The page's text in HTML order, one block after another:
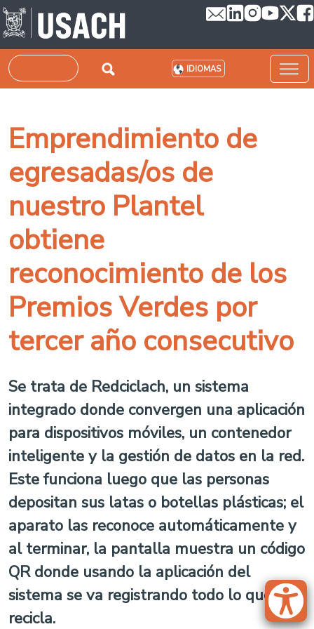
Pasar al contenido principal
Buscar IDIOMAS
Emprendimiento de
egresadas/os de
nuestro Plantel
obtiene
reconocimiento de los
Premios Verdes por
tercer año consecutivo
Se trata de Redciclach, un sistema
integrado donde convergen una aplicación
para dispositivos móviles, un contenedor
inteligente y la gestión de datos en la red.
Este funciona luego que las personas
depositan sus latas o botellas plásticas; el
aparato las reconoce automáticamente y
al terminar, la pantalla muestra un código
QR donde usando la aplicación del
sistema se va registrando todo lo que
recicla.